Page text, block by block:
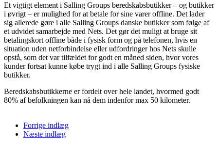
Et vigtigt element i Salling Groups beredskabsbutikker – og butikker
i øvrigt – er mulighed for at betale for sine varer offline. Det lader
sig allerede gøre i alle Salling Groups danske butikker som følge af
et udvidet samarbejde med Nets. Det gør det muligt at bruge sit
betalingskort offline både i fysisk form og på telefonen, hvis en
situation uden netforbindelse eller udfordringer hos Nets skulle
opstå, som det var tilfældet for godt en måned siden, hvor vores
kunder fortsat kunne købe trygt ind i alle Salling Groups fysiske
butikker.
Beredskabsbutikkerne er fordelt over hele landet, hvormed godt
80% af befolkningen kan nå dem indenfor max 50 kilometer.
Forrige indlæg
Næste indlæg